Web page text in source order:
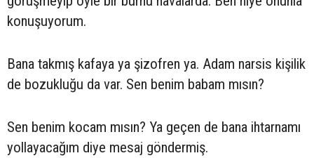
konuşuyorum.
Bana takmış kafaya ya şizofren ya. Adam narsis kişilik
de bozukluğu da var. Sen benim babam mısın?
Sen benim kocam mısın? Ya geçen de bana ihtarnamı
yollayacağım diye mesaj göndermiş.